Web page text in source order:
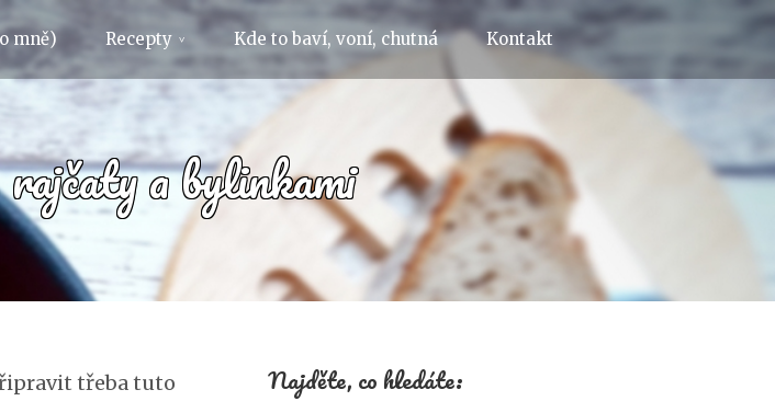
mně) Recepty Kde to baví, voní, chutná Kontakt
a bylinkami
třeba tuto
Najděte, co hledáte: